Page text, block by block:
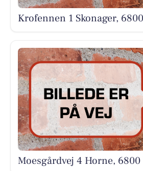
Krofennen 1 Skonager,
Moesgårdvej 4 Horne, 6800